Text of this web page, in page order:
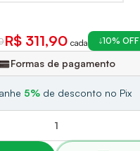
R$ 311,90 cada 10% OFF
5% de desconto no Pix
Formas de pagamento